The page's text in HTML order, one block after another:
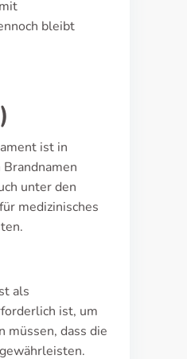
bleibt
ist in
unter den
medizinisches
als
ist, um
müssen, dass die